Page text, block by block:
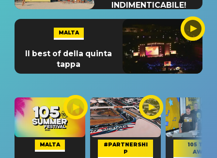
INDIMENTICABILE!
MALTA
Il best of della quinta
tappa
MALTA
#PARTNERSHI
P
105 TAKE
AWAY